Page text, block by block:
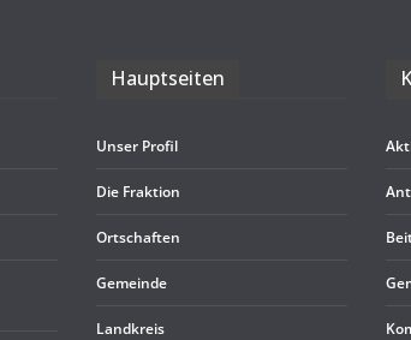
Haupt­sei­ten
Unser Pro­fil
Die Frak­tion
Ort­schaf­ten
Gemeinde
Land­kreis